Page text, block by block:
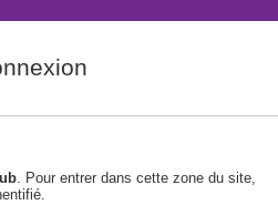
. Pour entrer dans cette zone du site,